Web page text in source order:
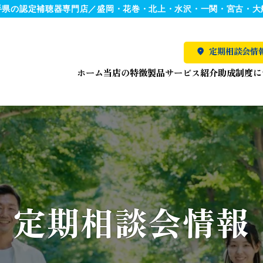
県の認定補聴器専門店／盛岡・花巻・北上・水沢・一関・宮古・大
定期相談会情
ホーム当店の特徴製品サービス紹介助成制度
定期相談会情報